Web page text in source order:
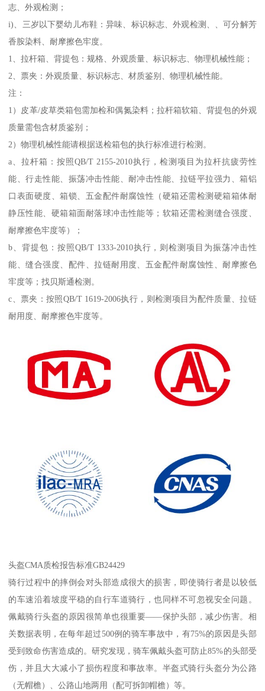
志、外观检测；
i)、三岁以下婴幼儿布鞋：异味、标识标志、外观检测、、可分解芳
香胺染料、耐摩擦色牢度。
1、拉杆箱、背提包：规格、外观质量、标识标志、物理机械性能；
2、票夹：外观质量、标识标志、材质鉴别、物理机械性能。
注：
1）皮革/皮草类箱包需加检和偶氮染料；拉杆箱软箱、背提包的外观
质量需包含材质鉴别；
2）物理机械性能请根据送检箱包的执行标准进行检测。
a、拉杆箱：按照QB/T 2155-2010执行，检测项目为拉杆抗疲劳性
能、行走性能、振荡冲击性能、耐冲击性能、拉链平拉强力、箱铝
口表面硬度、箱锁、五金配件耐腐蚀性（硬箱还需检测硬箱箱体耐
静压性能、硬箱箱面耐落球冲击性能等；软箱还需检测缝合强度、
耐摩擦色牢度等）；
b、背提包：按照QB/T 1333-2010执行，则检测项目为振荡冲击性
能、缝合强度、配件、拉链耐用度、五金配件耐腐蚀性、耐摩擦色
牢度等；找贝斯通检测。
c、票夹：按照QB/T 1619-2006执行，则检测项目为配件质量、拉链
耐用度、耐摩擦色牢度等。
头盔CMA质检报告标准GB24429
骑行过程中的摔倒会对头部造成很大的损害，即使骑行者是以较低
的车速沿着坡度平稳的自行车道骑行，也同样不可忽视安全问题。
佩戴骑行头盔的原因很简单也很重要——保护头部，减少伤害。相
关数据表明，在每年超过500例的骑车事故中，有75%的原因是头部
受到致命伤害造成的。研究发现，骑车佩戴头盔可防止85%的头部受
伤，并且大大减小了损伤程度和事故率。半盔式骑行头盔分为公路
（无帽檐）、公路山地两用（配可拆卸帽檐）等。